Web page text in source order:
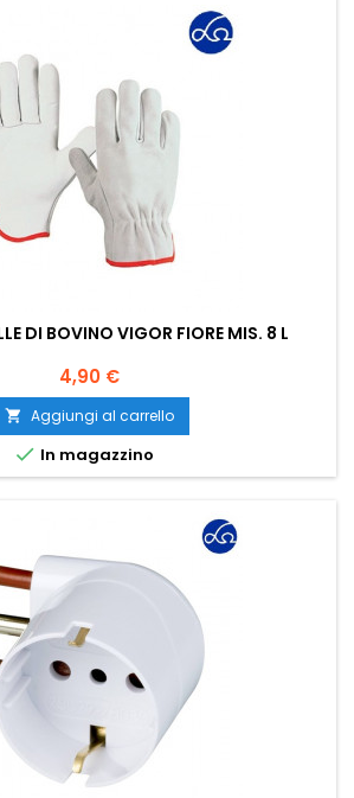
DI BOVINO VIGOR FIORE MIS. 8 L
Prezzo
4,90 €
 Aggiungi al carrello
 In magazzino